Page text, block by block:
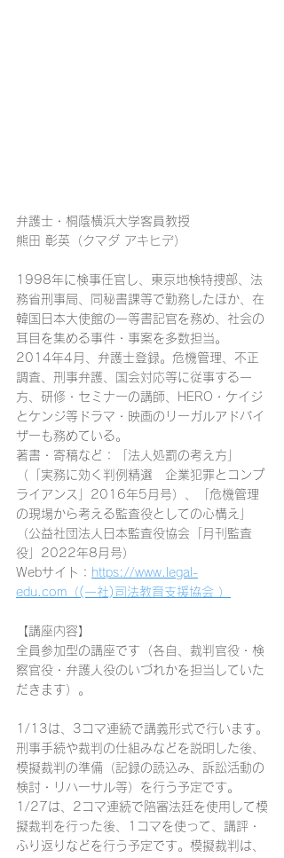
弁護士・桐蔭横浜大学客員教授
熊田 彰英（クマダ アキヒデ）
1998年に検事任官し、東京地検特捜部、法
務省刑事局、同秘書課等で勤務したほか、在
韓国日本大使館の一等書記官を務め、社会の
耳目を集める事件・事案を多数担当。
2014年4月、弁護士登録。危機管理、不正
調査、刑事弁護、国会対応等に従事する一
方、研修・セミナーの講師、HERO・ケイジ
とケンジ等ドラマ・映画のリーガルアドバイ
ザーも務めている。
著書・寄稿など：「法人処罰の考え方」
（「実務に効く判例精選　企業犯罪とコンプ
ライアンス」2016年5月号）、「危機管理
の現場から考える監査役としての心構え」
（公益社団法人日本監査役協会「月刊監査
役」2022年8月号）
Webサイト： https://www.legal-
edu.com（(一社)司法教育支援協会 ）
【講座内容】
全員参加型の講座です（各自、裁判官役・検
察官役・弁護人役のいづれかを担当していた
だきます）。
1/13は、3コマ連続で講義形式で行います。
刑事手続や裁判の仕組みなどを説明した後、
模擬裁判の準備（記録の読込み、訴訟活動の
検討・リハーサル等）を行う予定です。
1/27は、2コマ連続で陪審法廷を使用して模
擬裁判を行った後、1コマを使って、講評・
ふり返りなどを行う予定です。模擬裁判は、